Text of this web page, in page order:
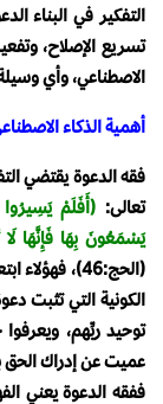
التفكير في البناء
تسريع الإصلاح،
الاصطناعي، وأي
أهمية الذكاء
فقه الدعوة يقتضي
تعالى: (أَفَلَمْ
يَسْمَعُونَ بِهَا فَإِنَّهَا
(الحج:46)،
الكونية التي تثبت
توحيد ربِّهم،
عميت عن إدراك الحق
ففقه الدعوة يعني